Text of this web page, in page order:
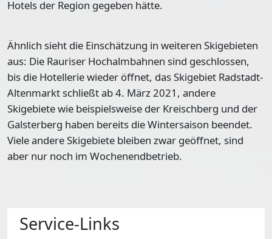
Hotels der Region gegeben hätte.
Ähnlich sieht die Einschätzung in weiteren Skigebieten
aus: Die Rauriser Hochalmbahnen sind geschlossen,
bis die Hotellerie wieder öffnet, das Skigebiet Radstadt-
Altenmarkt schließt ab 4. März 2021, andere
Skigebiete wie beispielsweise der Kreischberg und der
Galsterberg haben bereits die Wintersaison beendet.
Viele andere Skigebiete bleiben zwar geöffnet, sind
aber nur noch im Wochenendbetrieb.
Service-Links